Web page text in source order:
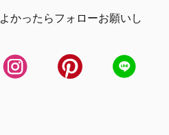
よかったらフォローお願いし